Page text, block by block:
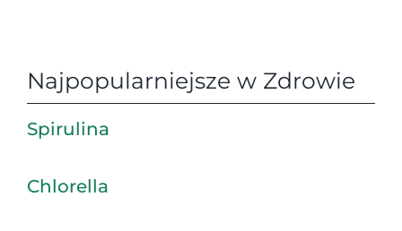
Najpopularniejsze w Zdrowie
Spirulina
Chlorella